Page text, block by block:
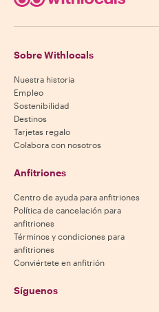
Sobre Withlocals
Nuestra historia
Empleo
Sostenibilidad
Destinos
Tarjetas regalo
Colabora con nosotros
Anfitriones
Centro de ayuda para anfitriones
Política de cancelación para
anfitriones
Términos y condiciones para
anfitriones
Conviértete en anfitrión
Síguenos